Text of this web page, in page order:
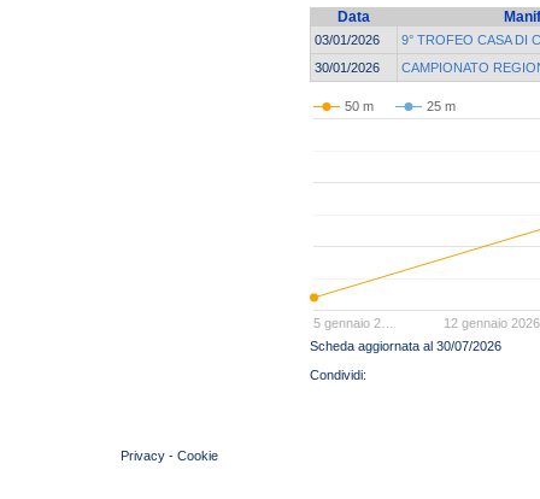
Data
03/01/2026
9° TROFEO CASA DI
30/01/2026
CAMPIONATO
50 m 25 m
5 gennaio 2… 12 gennaio 2026
Scheda aggiornata al 30/07/2026
Privacy - Cookie